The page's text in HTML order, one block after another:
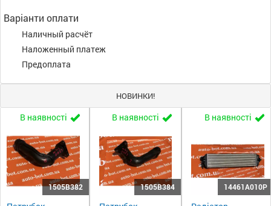
Варіанти оплати
Наличный расчёт
Наложенный платеж
Предоплата
НОВИНКИ!
В наявності
1505B382
В наявності
1505B384
В наявності
14461A010P